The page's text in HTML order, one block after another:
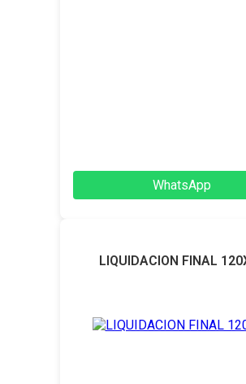
WhatsApp
LIQUIDACION FINAL